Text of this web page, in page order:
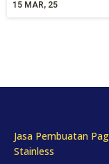
15 MAR, 25
Jasa Pembuatan
Stainless